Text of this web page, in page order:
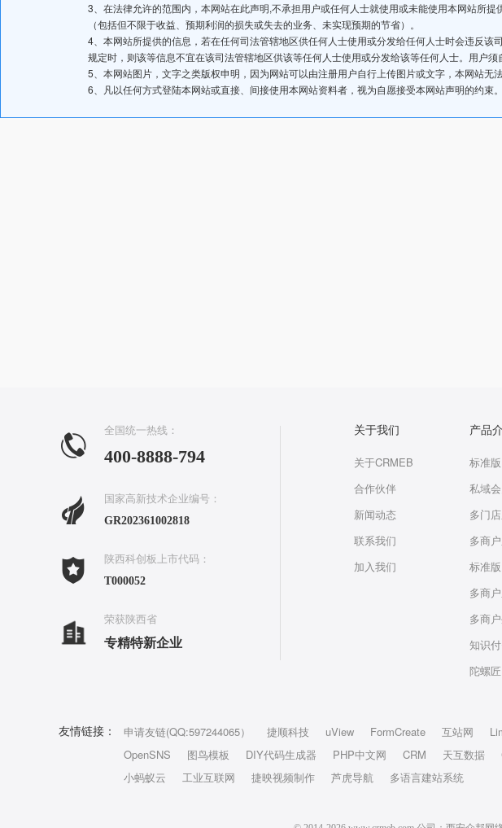
3、在法律允许的范围内，本网站在此声明,不承担用户或任何人士就使用或未能使用本网站所
（包括但不限于收益、预期利润的损失或失去的业务、未实现预期的节省）。
4、本网站所提供的信息，若在任何司法管辖地区供任何人士使用或分发给任何人士时会违反
规定时，则该等信息不宜在该司法管辖地区供该等任何人士使用或分发给该等任何人士。用户
5、本网站图片，文字之类版权申明，因为网站可以由注册用户自行上传图片或文字，本网站
6、凡以任何方式登陆本网站或直接、间接使用本网站资料者，视为自愿接受本网站声明的约束。
全国统一热线：
400-8888-794
国家高新技术企业编号：
GR202361002818
陕西科创板上市代码：
T000052
荣获陕西省
专精特新企业
关于我们
关于CRMEB
合作伙伴
新闻动态
联系我们
加入我们
产品
标准
私域
多门
多商
标准
多商
多商
知识
陀螺
友情链接： 申请友链(QQ:597244065） 捷顺科技 uView FormCreate 互站网
OpenSNS
图鸟模板 DIY代码生成器 PHP中文网 CRM 天互数据
小蚂蚁云
工业互联网 捷映视频制作 芦虎导航 多语言建站系统